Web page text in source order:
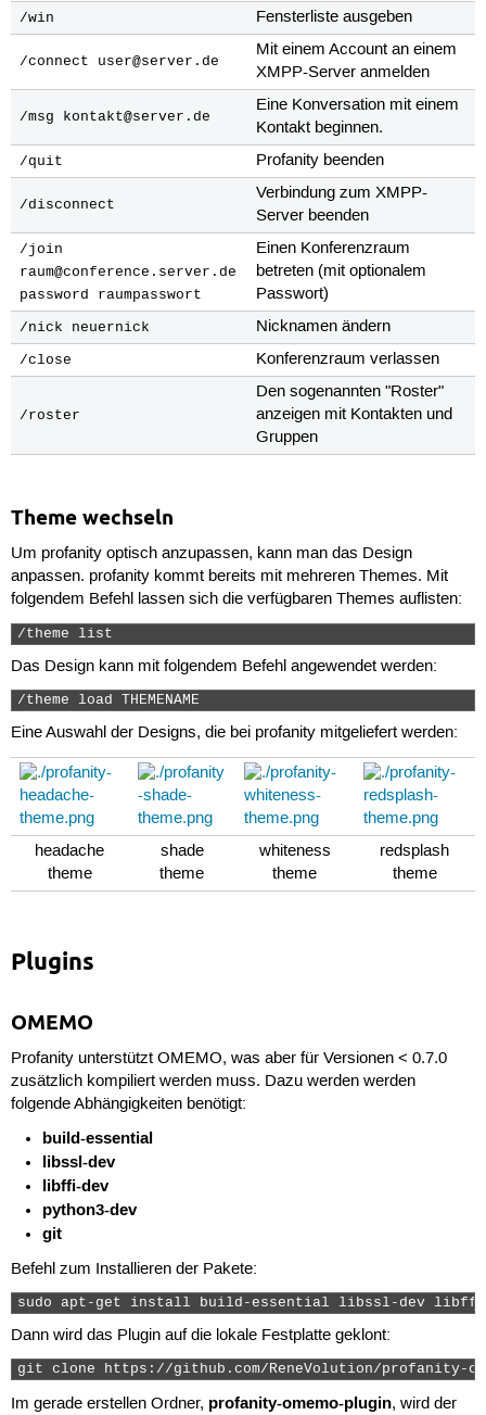
/win Fensterliste ausgeben
/connect user@server.de
Mit einem Account an einem
XMPP-Server anmelden
/msg kontakt@server.de
Eine Konversation mit einem
Kontakt beginnen.
/quit Profanity beenden
/disconnect
Verbindung zum XMPP-
Server beenden
/join
raum@conference.server.de
password raumpasswort
Einen Konferenzraum
betreten (mit optionalem
Passwort)
/nick neuernick Nicknamen ändern
/close Konferenzraum verlassen
/roster
Den sogenannten "Roster"
anzeigen mit Kontakten und
Gruppen
Theme wechseln
Um profanity optisch anzupassen, kann man das Design
anpassen. profanity kommt bereits mit mehreren Themes. Mit
folgendem Befehl lassen sich die verfügbaren Themes auflisten:
/theme list
Das Design kann mit folgendem Befehl angewendet werden:
/theme load THEMENAME
Eine Auswahl der Designs, die bei profanity mitgeliefert werden:
headache
theme
shade
theme
whiteness
theme
redsplash
theme
Plugins
OMEMO
Profanity unterstützt OMEMO, was aber für Versionen < 0.7.0
zusätzlich kompiliert werden muss. Dazu werden werden
folgende Abhängigkeiten benötigt:
build-essential
libssl-dev
libffi-dev
python3-dev
git
Befehl zum Installieren der Pakete:
sudo apt-get install build-essential libssl-dev
Dann wird das Plugin auf die lokale Festplatte geklont:
git clone https://github.com/ReneVolution/profanity-
Im gerade erstellen Ordner, profanity-omemo-plugin, wird der